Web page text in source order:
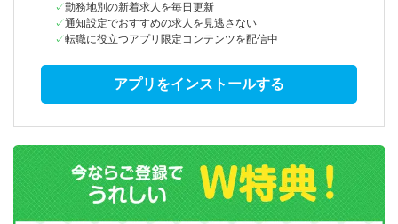
勤務地別の新着求人を毎日更新
通知設定でおすすめの求人を見逃さない
転職に役立つアプリ限定コンテンツを配信中
アプリをインストールする